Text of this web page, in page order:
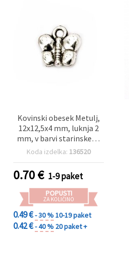
Kovinski obesek Metulj,
12x12,5x4 mm, luknja 2
mm, v barvi starinskega
srebra - 10 kosov
Koda izdelka: 136520
0.70€ 1-9 paket
POPUSTI
ZA KOLIČINO
0.49 €- 30 %10-19 paket
0.42 €- 40 % 20 paket +